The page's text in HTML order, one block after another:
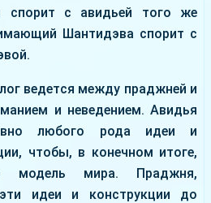
спорит с авидьей того же
Шантидэва спорит с
ведется между праджней и
и неведением. Авидья
любого рода идеи и
чтобы, в конечном итоге,
модель мира. Праджня,
идеи и конструкции до